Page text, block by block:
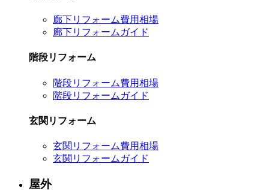
廊下リフォーム費用相場
廊下リフォームガイド
階段リフォーム
階段リフォーム費用相場
階段リフォームガイド
玄関リフォーム
玄関リフォーム費用相場
玄関リフォームガイド
屋外